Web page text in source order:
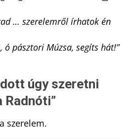
… szerelemről írhatok én
ó pásztori Múzsa, segíts hát!”
úgy szeretni
Radnóti”
szerelem.